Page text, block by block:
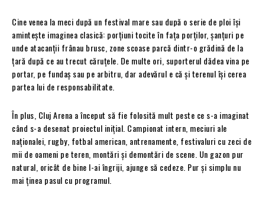
Cine venea la meci după un festival mare sau după o serie de ploi își
amintește imaginea clasică: porțiuni tocite în fața porților, șanțuri pe
unde atacanții frânau brusc, zone scoase parcă dintr-o grădină de la
țară după ce au trecut căruțele. De multe ori, suporterul dădea vina pe
portar, pe fundaș sau pe arbitru, dar adevărul e că și terenul își cerea
partea lui de responsabilitate.
În plus, Cluj Arena a început să fie folosită mult peste ce s-a imaginat
când s-a desenat proiectul inițial. Campionat intern, meciuri ale
naționalei, rugby, fotbal american, antrenamente, festivaluri cu zeci de
mii de oameni pe teren, montări și demontări de scene. Un gazon pur
natural, oricât de bine l-ai îngriji, ajunge să cedeze. Pur și simplu nu
mai ținea pasul cu programul.